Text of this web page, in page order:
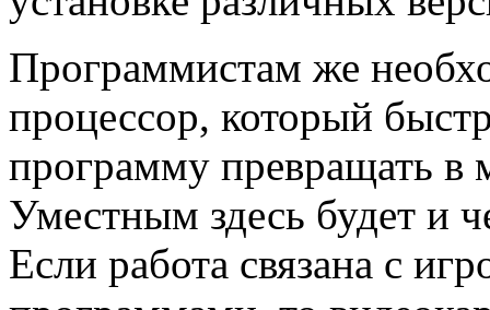
Программистам же
процессор, который
программу превращать
Уместным здесь будет и
Если работа связана с